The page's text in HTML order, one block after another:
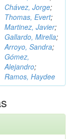
Chávez, Jorge;
Thomas, Evert;
Martinez, Javier;
Gallardo, Mirella;
Arroyo, Sandra;
Gómez,
Alejandro;
Ramos, Haydee